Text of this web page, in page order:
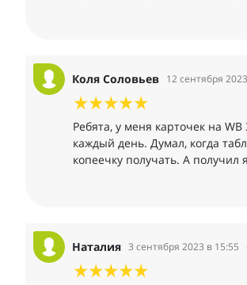
Коля Соловьев 12 сентября
Ребята, у меня карточек на
каждый день. Думал, когда
копеечку получать. А
Наталия 3 сентября 2023 в 15:55